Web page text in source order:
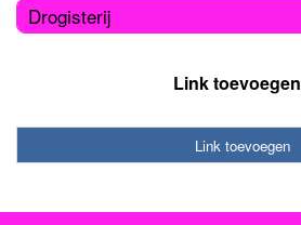
Drogisterij
Link toevoegen
Link toevoegen